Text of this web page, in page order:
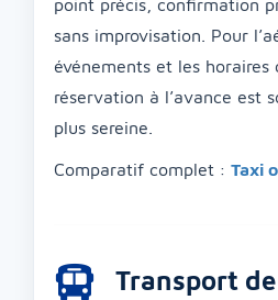
point précis, confirmation
sans improvisation. Pour
événements et les horaires
réservation à l’avance est
plus sereine.
Comparatif complet : Taxi
Transport